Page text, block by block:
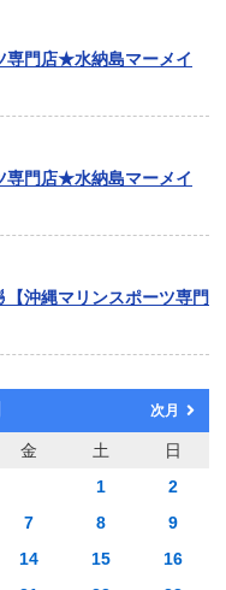
専門店★水納島マーメイ
専門店★水納島マーメイ
沖縄マリンスポーツ専門
次月
金 土
日
1
2
7 8
9
14 15
16